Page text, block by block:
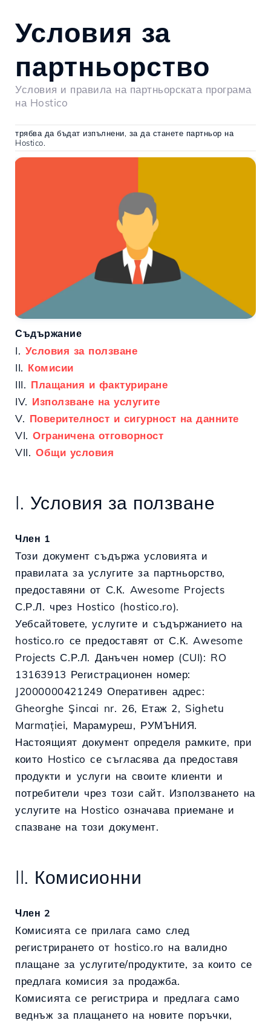
Условия за
партньорство
Условия и правила на партньорската програма
на Hostico
трябва да бъдат изпълнени, за да станете партньор на
Hostico.
Съдържание
I. Условия за ползване
II. Комисии
III. Плащания и фактуриране
IV. Използване на услугите
V. Поверителност и сигурност на данните
VI.Ограничена отговорност
VII. Общи условия
I. Условия за ползване
Член 1
Този документ съдържа условията и
правилата за услугите за партньорство,
предоставяни от С.К. Awesome Projects
С.Р.Л. чрез Hostico (hostico.ro).
Уебсайтовете, услугите и съдържанието на
hostico.ro се предоставят от С.К. Awesome
Projects С.Р.Л. Данъчен номер (CUI): RO
13163913 Регистрационен номер:
J2000000421249 Оперативен адрес:
Gheorghe Şincai nr. 26, Етаж 2, Sighetu
Marmației, Марамуреш, РУМЪНИЯ.
Настоящият документ определя рамките, при
които Hostico се съгласява да предоставя
продукти и услуги на своите клиенти и
потребители чрез този сайт. Използването на
услугите на Hostico означава приемане и
спазване на този документ.
II. Комисионни
Член 2
Комисията се прилага само след
регистрирането от hostico.ro на валидно
плащане за услугите/продуктите, за които се
предлага комисия за продажба.
Комисията се регистрира и предлага само
веднъж за плащането на новите поръчки,